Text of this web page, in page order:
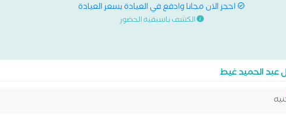
احجز الان مجانا وادفع في العيادة بسعر العيادة
الكشف باسبقية الحضور
عبد الحميد غيط